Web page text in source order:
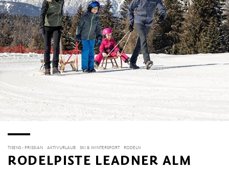
TISENS - PRISSIAN AKTIVURLAUB SKI & WINTERSPORT RODELN
RODELPISTE LEADNER ALM